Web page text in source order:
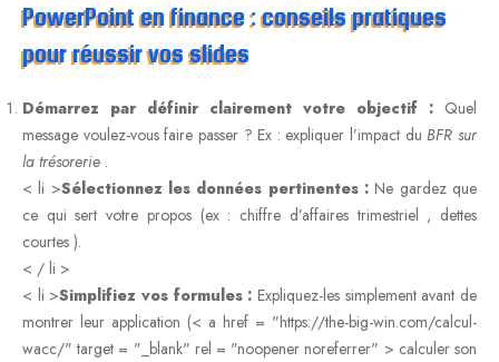
PowerPoint en finance : conseils pratiques
pour réussir vos slides
Démarrez par définir clairement votre objectif : Quel
message voulez-vous faire passer ? Ex : expliquer l’impact duBFR sur
la trésorerie .
< li >Sélectionnez les données pertinentes : Ne gardez que
ce qui sert votre propos (ex : chiffre d’affaires trimestriel , dettes
courtes ).
< / li >
< li >Simplifiez vos formules : Expliquez-les simplement avant de
montrer leur application (< a href = "https://the-big-win.com/calcul-
wacc/" target = "_blank" rel = "noopener noreferrer" > calculer son